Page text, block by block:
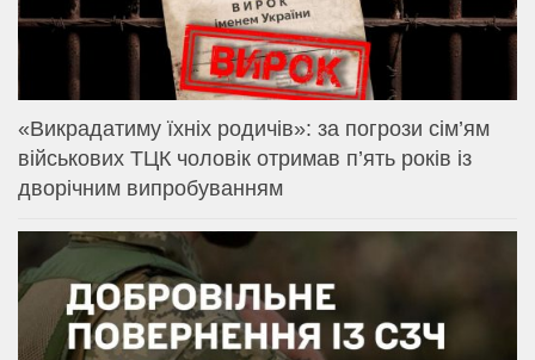
«Викрадатиму їхніх родичів»: за погрози сім’ям
військових ТЦК чоловік отримав п’ять років із
дворічним випробуванням